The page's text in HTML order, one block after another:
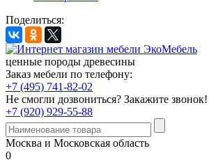
Поделиться:
ценные породы древесины
Заказ мебели по телефону:
+7 (495) 741-82-02
Не смогли дозвониться? Закажите звонок!
+7 (920) 929-55-88
Москва и Московская область
0